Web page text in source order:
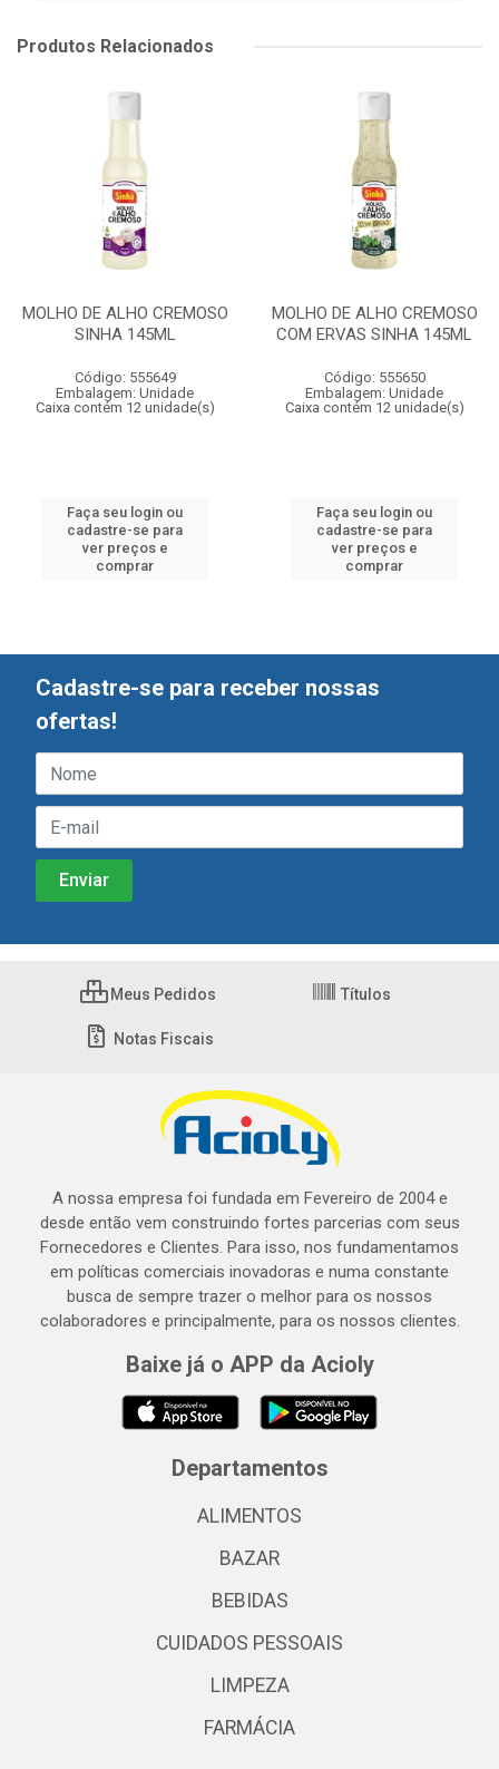
Produtos Relacionados
MOLHO DE ALHO CREMOSO
SINHA 145ML
Código: 555649
Embalagem: Unidade
Caixa contém 12 unidade(s)
Faça seu login ou
cadastre-se para
ver preços e
comprar
MOLHO DE ALHO CREMOSO
COM ERVAS SINHA 145ML
Código: 555650
Embalagem: Unidade
Caixa contém 12 unidade(s)
Faça seu login ou
cadastre-se para
ver preços e
comprar
Cadastre-se para receber nossas
ofertas!
Meus Pedidos Títulos
Notas Fiscais
A nossa empresa foi fundada em Fevereiro de 2004 e
desde então vem construindo fortes parcerias com seus
Fornecedores e Clientes. Para isso, nos fundamentamos
em políticas comerciais inovadoras e numa constante
busca de sempre trazer o melhor para os nossos
colaboradores e principalmente, para os nossos clientes.
Baixe já o APP da Acioly
Departamentos
ALIMENTOS
BAZAR
BEBIDAS
CUIDADOS PESSOAIS
LIMPEZA
FARMÁCIA